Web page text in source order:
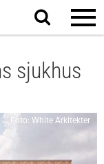
Sök
på
sjukhus
Foto: White Arkitekter